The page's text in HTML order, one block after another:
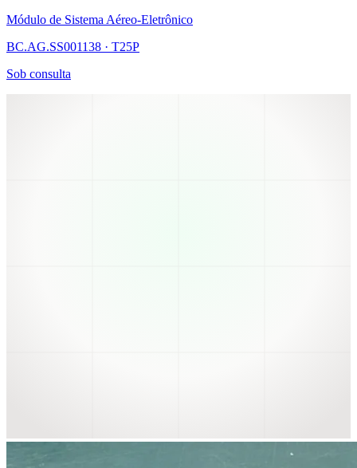
Módulo de Sistema Aéreo-Eletrônico
BC.AG.SS001138 · T25P
Sob consulta